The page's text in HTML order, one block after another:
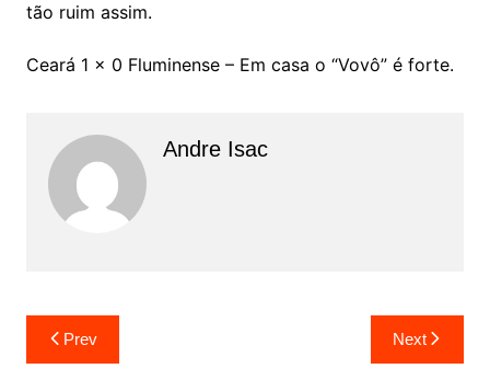
tão ruim assim.
Ceará 1 x 0 Fluminense – Em casa o “Vovô” é forte.
Andre Isac
Prev Next